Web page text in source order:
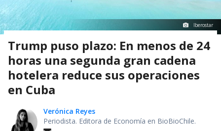
Iberostar
Trump puso plazo: En menos de 24
horas una segunda gran cadena
hotelera reduce sus operaciones
en Cuba
Verónica Reyes
Periodista. Editora de Economía en BioBioChile.